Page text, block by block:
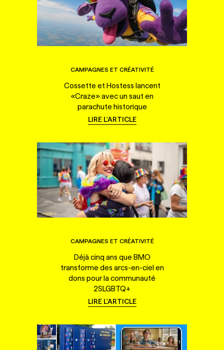
CAMPAGNES ET CRÉATIVITÉ
Cossette et Hostess lancent
«Craze» avec un saut en
parachute historique
LIRE L'ARTICLE
CAMPAGNES ET CRÉATIVITÉ
Déjà cinq ans que BMO
transforme des arcs-en-ciel en
dons pour la communauté
2SLGBTQ+
LIRE L'ARTICLE